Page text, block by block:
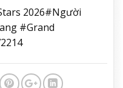
2026#Người
#Grand